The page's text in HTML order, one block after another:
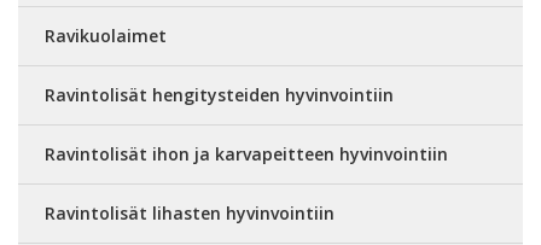
Ravikuolaimet
Ravintolisät hengitysteiden hyvinvointiin
Ravintolisät ihon ja karvapeitteen hyvinvointiin
Ravintolisät lihasten hyvinvointiin